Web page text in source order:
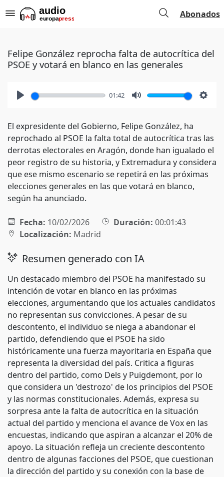
Abonados
Felipe González reprocha falta de autocrítica del
PSOE y votará en blanco en las generales
01:42
El expresidente del Gobierno, Felipe González, ha
reprochado al PSOE la falta total de autocrítica tras las
derrotas electorales en Aragón, donde han igualado el
peor registro de su historia, y Extremadura y considera
que ese mismo escenario se repetirá en las próximas
elecciones generales en las que votará en blanco,
según ha anunciado.
Fecha: 10/02/2026 Duración: 00:01:43
Localización: Madrid
Resumen generado con IA
Un destacado miembro del PSOE ha manifestado su
intención de votar en blanco en las próximas
elecciones, argumentando que los actuales candidatos
no representan sus convicciones. A pesar de su
descontento, el individuo se niega a abandonar el
partido, defendiendo que el PSOE ha sido
históricamente una fuerza mayoritaria en España que
representa la diversidad del país. Critica a figuras
dentro del partido, como Dels y Puigdemont, por lo
que considera un 'destrozo' de los principios del PSOE
y las normas constitucionales. Además, expresa su
sorpresa ante la falta de autocrítica en la situación
actual del partido y menciona el avance de Vox en las
encuestas, indicando que aspiran a alcanzar el 20% de
apoyo. La situación refleja un creciente descontento
dentro de algunas facciones del PSOE, que cuestionan
la dirección del partido y su conexión con la base de